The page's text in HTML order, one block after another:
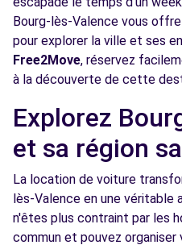
Voir l'agence
Free2move Rent -
VALENCE, 26000
Voir l'agence
Free2move Rent -
CHEMINS DES MARTINS
VALENCE, FR-26, 26000
Bourg-lès-Valence vous
pour explorer la ville et ses
Free2Move, réservez
à la découverte de cette
Explorez
et sa région
La location de voiture
lès-Valence en une véritable
n'êtes plus contraint par les
commun et pouvez organiser